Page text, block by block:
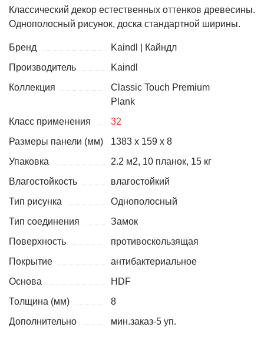
Классический декор естественных оттенков древесины.
Однополосный рисунок, доска стандартной ширины.
Бренд
Kaindl | Кайндл
Производитель
Kaindl
Коллекция
Classic Touch Premium
Plank
Класс применения
32
Размеры панели (мм)
1383 х 159 x 8
Упаковка
2.2 м2, 10 планок, 15 кг
Влагостойкость
влагостойкий
Тип рисунка
Однополосный
Тип соединения
Замок
Поверхность
противоскользящая
Покрытие
антибактериальное
Основа
HDF
Толщина (мм)
8
Дополнительно
мин.заказ-5 уп.